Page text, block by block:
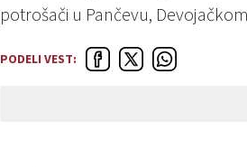
potrošači u Pančevu,
PODELI VEST: